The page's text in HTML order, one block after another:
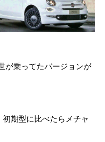
が乗ってたバージョンが
期型に比べたらメチャ